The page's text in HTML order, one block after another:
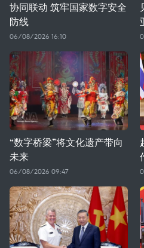
协同联动 筑牢国家数字安全
防线
06/08/2026 16:10
“数字桥梁”将文化遗产带向
未来
06/08/2026 09:47